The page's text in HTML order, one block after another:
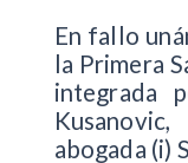
En fallo
la Primera
integrada
abogada (i)